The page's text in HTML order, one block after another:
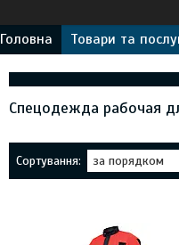
Головна Товари та
Спецодежда рабочая